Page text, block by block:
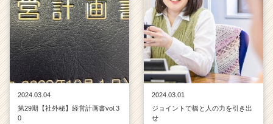
2024.03.04
第29期【社外秘】経営計画書vol.3
0
2024.03.01
ジョイントで橋と人の力を引き出
せ